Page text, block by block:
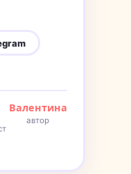
Валентина
автор